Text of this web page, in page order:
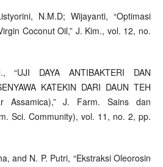
N.M.D; Wijayanti, “Optimasi
Coconut Oil,” J. Kim., vol. 12, no.
DAYA ANTIBAKTERI DAN
KATEKIN DARI DAUN TEH
Assamica),” J. Farm. Sains dan
Sci. Community), vol. 11, no. 2, pp.
and N. P. Putri, “Ekstraksi Oleorosin